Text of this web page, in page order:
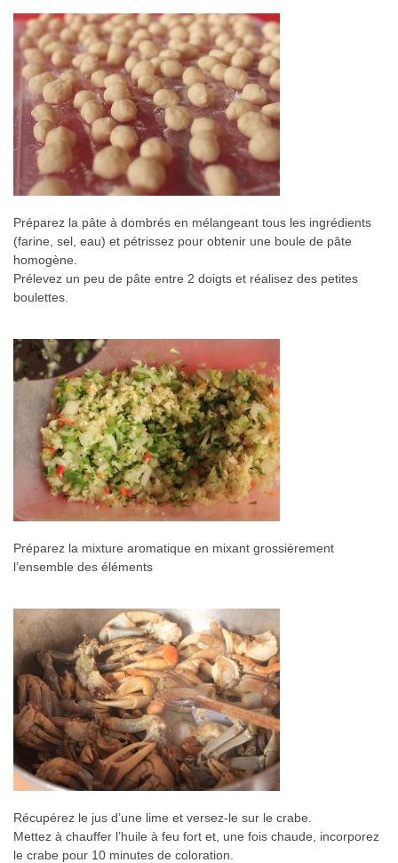
Préparez la pâte à dombrés en mélangeant tous les ingrédients
(farine, sel, eau) et pétrissez pour obtenir une boule de pâte
homogène.
Prélevez un peu de pâte entre 2 doigts et réalisez des petites
boulettes.
Préparez la mixture aromatique en mixant grossièrement
l’ensemble des éléments
Récupérez le jus d’une lime et versez-le sur le crabe.
Mettez à chauffer l’huile à feu fort et, une fois chaude, incorporez
le crabe pour 10 minutes de coloration.